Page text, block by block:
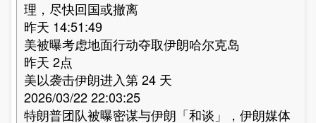
理，尽快回国或撤离
昨天 14:51:49
美被曝考虑地面行动夺取伊朗哈尔克岛
昨天 2点
美以袭击伊朗进入第 24 天
2026/03/22 22:03:25
特朗普团队被曝密谋与伊朗「和谈」，伊朗媒体